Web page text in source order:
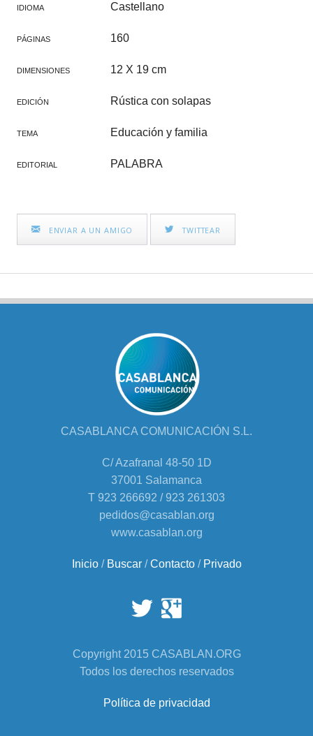
IDIOMA Castellano
PÁGINAS 160
DIMENSIONES 12 X 19 cm
EDICIÓN Rústica con solapas
TEMA Educación y familia
EDITORIAL PALABRA
ENVIAR A UN AMIGO TWITTEAR
CASABLANCA COMUNICACIÓN S.L.
C/ Azafranal 48-50 1D
37001 Salamanca
T 923 266692 / 923 261303
pedidos@casablan.org
www.casablan.org
Inicio/ Buscar/Contacto/ Privado
Copyright 2015 CASABLAN.ORG
Todos los derechos reservados
Política de privacidad